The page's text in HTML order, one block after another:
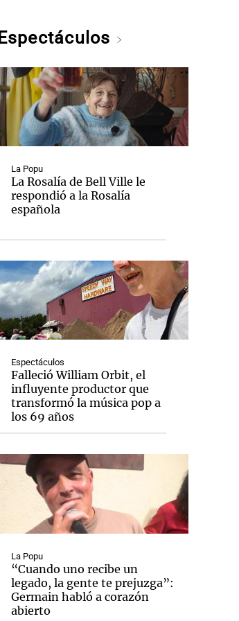
Espectáculos
La Popu
La Rosalía de Bell Ville le
respondió a la Rosalía
española
Espectáculos
Falleció William Orbit, el
influyente productor que
transformó la música pop a
los 69 años
La Popu
“Cuando uno recibe un
legado, la gente te prejuzga”:
Germain habló a corazón
abierto
Notas